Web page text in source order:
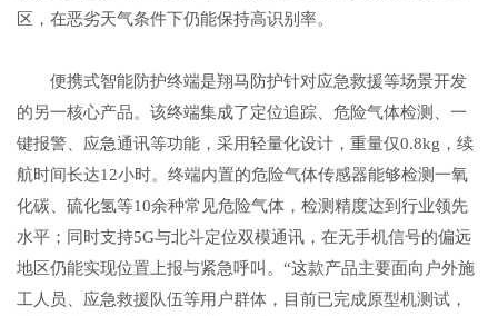
区，在恶劣天气条件下仍能保持高识别率。
便携式智能防护终端是翔马防护针对应急救援等场景开发
的另一核心产品。该终端集成了定位追踪、危险气体检测、一
键报警、应急通讯等功能，采用轻量化设计，重量仅0.8kg，续
航时间长达12小时。终端内置的危险气体传感器能够检测一氧
化碳、硫化氢等10余种常见危险气体，检测精度达到行业领先
水平；同时支持5G与北斗定位双模通讯，在无手机信号的偏远
地区仍能实现位置上报与紧急呼叫。“这款产品主要面向户外施
工人员、应急救援队伍等用户群体，目前已完成原型机测试，